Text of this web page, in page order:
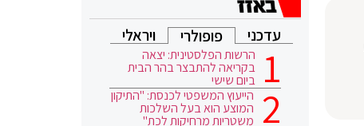
עדכני פופולרי ויראלי
הרשות הפלסטינית: יצאה
בקריאה להתבצר בהר הבית
ביום שישי
הייעוץ המשפטי לכנסת: "התיקון
המוצע הוא בעל השלכות
משטריות מרחיקות לכת"